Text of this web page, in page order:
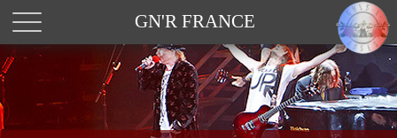
GN'R FRANCE